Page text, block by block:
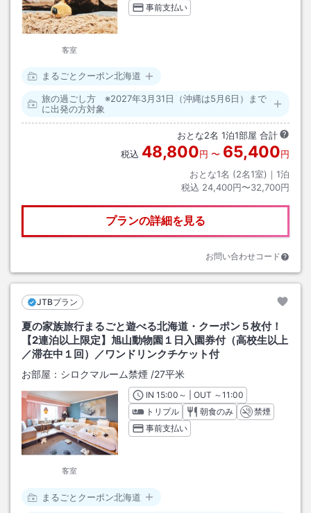
客室
事前支払い
まるごとクーポン北海道
旅の過ごし方 ※2027年3月31日（沖縄は5月6日）まで
に出発の方対象
おとな2名 1泊1部屋 合計
税込 48,800円 〜 65,400円
おとな1名 (2名1室)｜ 1泊
税込 24,400円〜32,700円
プランの詳細を見る
お問い合わせコード
JTBプラン
夏の家族旅行まるごと遊べる北海道・クーポン５枚付！
【2連泊以上限定】旭山動物園１日入園券付（高校生以上
／滞在中１回）／ワンドリンクチケット付
お部屋： シロクマルーム禁煙 /27平米
客室
INチェックイン
15:00 ～ | OUT チェックアウト
～11:00
トリプル
朝食のみ
禁煙
事前支払い
まるごとクーポン北海道